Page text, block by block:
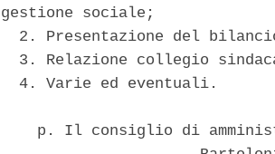
gestione sociale;
2. Presentazione del
3. Relazione collegio
  4. Varie ed eventuali.
p. Il consiglio di